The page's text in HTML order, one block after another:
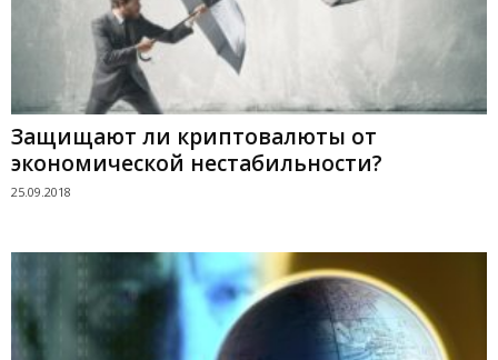
Защищают ли криптовалюты от
экономической нестабильности?
25.09.2018